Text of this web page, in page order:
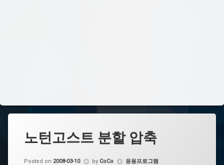
노턴고스트 분할 압축
Posted on 2008-03-10 by CoCo Categories:
응용프로그램